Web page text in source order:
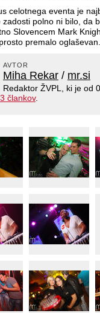
celotnega eventa je
zadosti polno ni bilo, da
Slovencem Mark
premalo oglaševan.
AVTOR
Miha Rekar / mr.si
Redaktor ŽVPL, ki je od
člankov.